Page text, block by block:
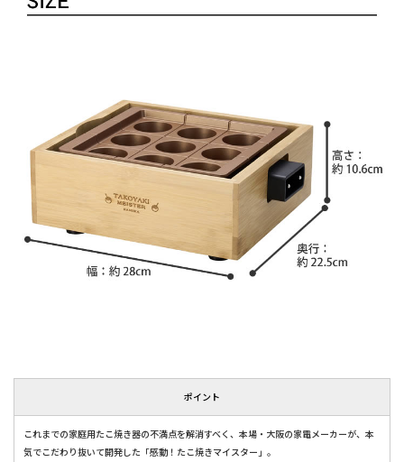
ポイント
これまでの家庭用たこ焼き器の不満点を解消すべく、本場・大阪の家電メーカーが、本
気でこだわり抜いて開発した「感動！たこ焼きマイスター」。